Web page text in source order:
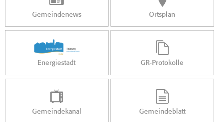
Gemeindenews Ortsplan
Energiestadt GR-Protokolle
Gemeindekanal Gemeindeblatt